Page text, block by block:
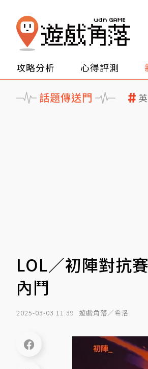
攻略分析 心得評測
話題傳送門
LOL／初陣對抗
內鬥
2025-03-03 11:39 遊戲角落／希洛